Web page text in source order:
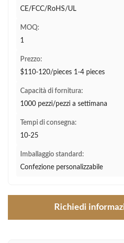
CE/FCC/RoHS/UL
MOQ:
1
Prezzo:
$110-120/pieces 1-4 pieces
Capacità di fornitura:
1000 pezzi/pezzi a settimana
Tempi di consegna:
10-25
Imballaggio standard:
Confezione personalizzabile
Richiedi